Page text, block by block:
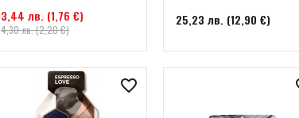
3,44 лв. (1,76 €)
4,30 лв. (2,20 €)
25,23 лв. (12,90 €)